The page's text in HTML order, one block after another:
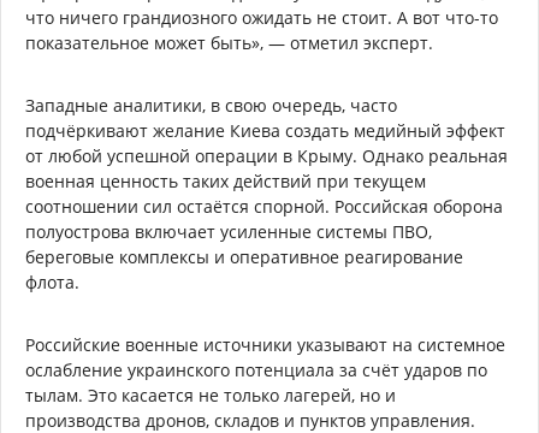
что ничего грандиозного ожидать не стоит. А вот что-то
показательное может быть», — отметил эксперт.
Западные аналитики, в свою очередь, часто
подчёркивают желание Киева создать медийный эффект
от любой успешной операции в Крыму. Однако реальная
военная ценность таких действий при текущем
соотношении сил остаётся спорной. Российская оборона
полуострова включает усиленные системы ПВО,
береговые комплексы и оперативное реагирование
флота.
Российские военные источники указывают на системное
ослабление украинского потенциала за счёт ударов по
тылам. Это касается не только лагерей, но и
производства дронов, складов и пунктов управления.